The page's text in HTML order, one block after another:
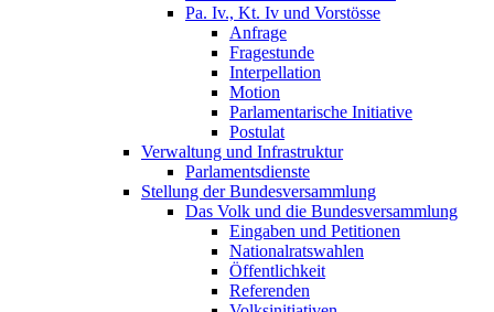
Pa. Iv., Kt. Iv und Vorstösse
Anfrage
Fragestunde
Interpellation
Motion
Parlamentarische Initiative
Postulat
Verwaltung und Infrastruktur
Parlamentsdienste
Stellung der Bundesversammlung
Das Volk und die Bundesversammlung
Eingaben und Petitionen
Nationalratswahlen
Öffentlichkeit
Referenden